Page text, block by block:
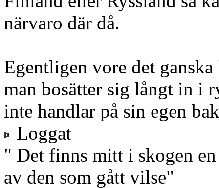
närvaro där då.
Egentligen vore det
man bosätter sig långt in i
inte handlar på sin egen
Loggat
" Det finns mitt i skogen
av den som gått vilse"